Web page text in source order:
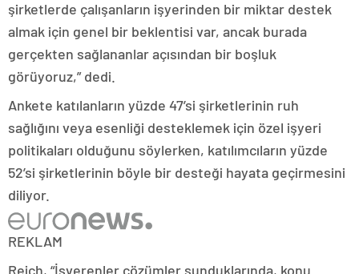
şirketlerde çalışanların işyerinden bir miktar destek
almak için genel bir beklentisi var, ancak burada
gerçekten sağlananlar açısından bir boşluk
görüyoruz,” dedi.
Ankete katılanların yüzde 47’si şirketlerinin ruh
sağlığını veya esenliği desteklemek için özel işyeri
politikaları olduğunu söylerken, katılımcıların yüzde
52’si şirketlerinin böyle bir desteği hayata geçirmesini
diliyor.
REKLAM
Reich, “İşverenler çözümler sunduklarında, konu